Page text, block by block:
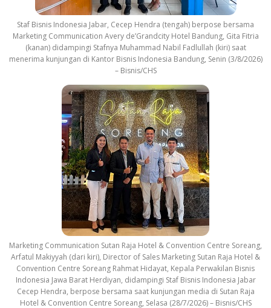
Staf Bisnis Indonesia Jabar, Cecep Hendra (tengah) berpose bersama
Marketing Communication Avery de’Grandcity Hotel Bandung, Gita Fitria
(kanan) didampingi Stafnya Muhammad Nabil Fadlullah (kiri) saat
menerima kunjungan di Kantor Bisnis Indonesia Bandung, Senin (3/8/2026)
– Bisnis/CHS
Marketing Communication Sutan Raja Hotel & Convention Centre Soreang,
Arfatul Makiyyah (dari kiri), Director of Sales Marketing Sutan Raja Hotel &
Convention Centre Soreang Rahmat Hidayat, Kepala Perwakilan Bisnis
Indonesia Jawa Barat Herdiyan, didampingi Staf Bisnis Indonesia Jabar
Cecep Hendra, berpose bersama saat kunjungan media di Sutan Raja
Hotel & Convention Centre Soreang, Selasa (28/7/2026) – Bisnis/CHS